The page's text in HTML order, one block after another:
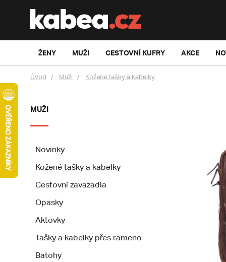
ŽENY MUŽI CESTOVNÍ KUFRY AKCE
Úvod Muži Kožené tašky a kabelky
MUŽI
Novinky
Kožené tašky a kabelky
Cestovní zavazadla
Opasky
Aktovky
Tašky a kabelky přes rameno
Batohy